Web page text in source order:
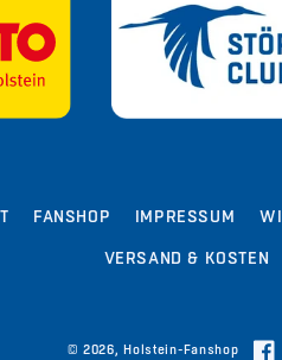
FANSHOP IMPRESSUM
VERSAND & KOSTEN
© 2026,Holstein-Fanshop